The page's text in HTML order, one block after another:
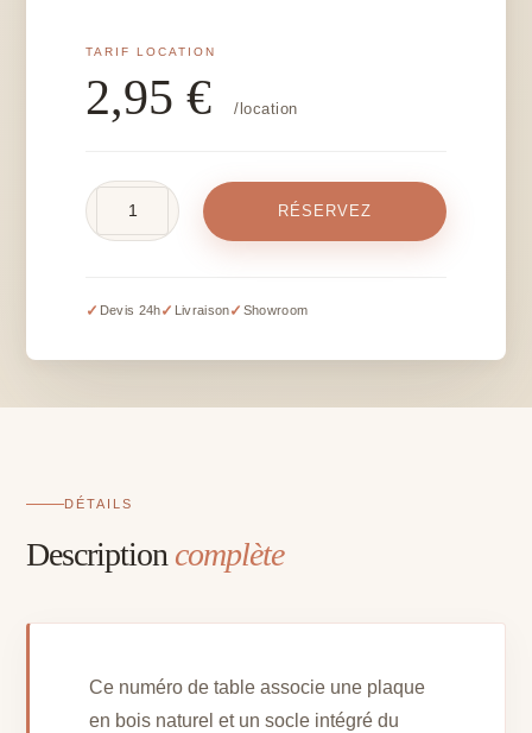
2,95€ /location
table
sur
17,50
RÉSERVEZ
✓ Devis 24h✓ Livraison✓ Showroom
DÉTAILS
Description complète
Ce numéro de table associe une plaque
en bois naturel et un socle intégré du